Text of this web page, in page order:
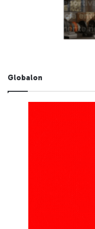
Globalon